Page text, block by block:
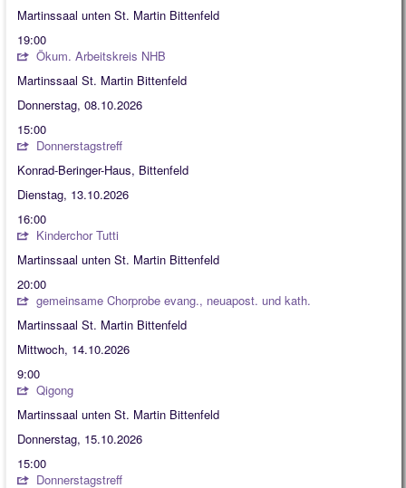
Martinssaal unten St. Martin Bittenfeld
19:00
Ökum. Arbeitskreis NHB
Martinssaal St. Martin Bittenfeld
Donnerstag, 08.10.2026
15:00
Donnerstagstreff
Konrad-Beringer-Haus, Bittenfeld
Dienstag, 13.10.2026
16:00
Kinderchor Tutti
Martinssaal unten St. Martin Bittenfeld
20:00
gemeinsame Chorprobe evang., neuapost. und kath.
Martinssaal St. Martin Bittenfeld
Mittwoch, 14.10.2026
9:00
Qigong
Martinssaal unten St. Martin Bittenfeld
Donnerstag, 15.10.2026
15:00
Donnerstagstreff